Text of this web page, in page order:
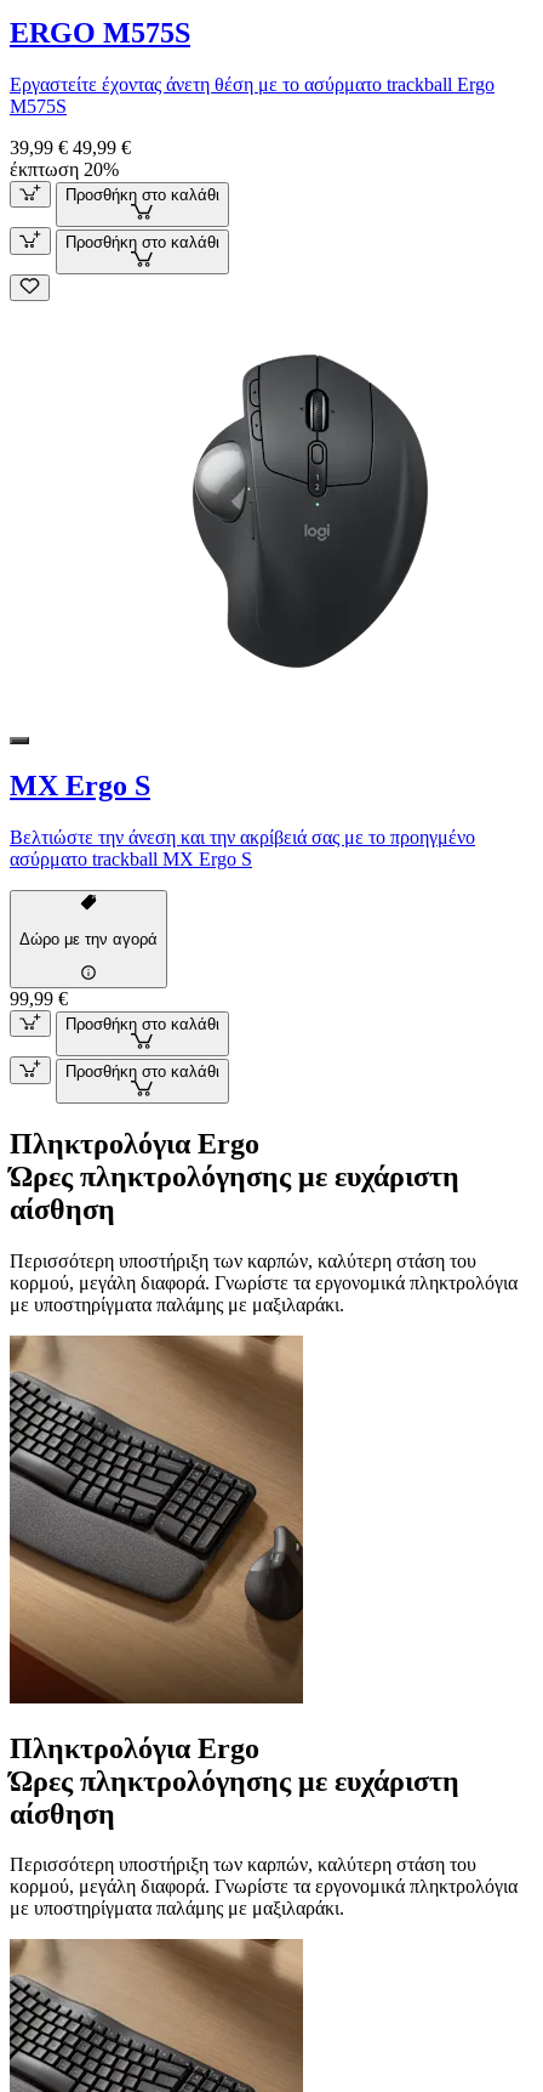
ERGO M575S
Εργαστείτε έχοντας άνετη θέση με το ασύρματο trackball Ergo
M575S
39,99 € 49,99 €
έκπτωση 20%
Προσθήκη στο καλάθι
Προσθήκη στο καλάθι
MX Ergo S
Βελτιώστε την άνεση και την ακρίβειά σας με το προηγμένο
ασύρματο trackball MX Ergo S
Δώρο με την αγορά
99,99 €
Προσθήκη στο καλάθι
Προσθήκη στο καλάθι
Πληκτρολόγια Ergo
Ώρες πληκτρολόγησης με ευχάριστη
αίσθηση
Περισσότερη υποστήριξη των καρπών, καλύτερη στάση του
κορμού, μεγάλη διαφορά. Γνωρίστε τα εργονομικά πληκτρολόγια
με υποστηρίγματα παλάμης με μαξιλαράκι.
Πληκτρολόγια Ergo
Ώρες πληκτρολόγησης με ευχάριστη
αίσθηση
Περισσότερη υποστήριξη των καρπών, καλύτερη στάση του
κορμού, μεγάλη διαφορά. Γνωρίστε τα εργονομικά πληκτρολόγια
με υποστηρίγματα παλάμης με μαξιλαράκι.